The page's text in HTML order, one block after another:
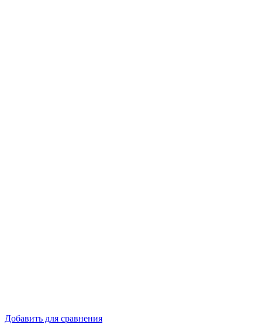
Добавить для сравнения